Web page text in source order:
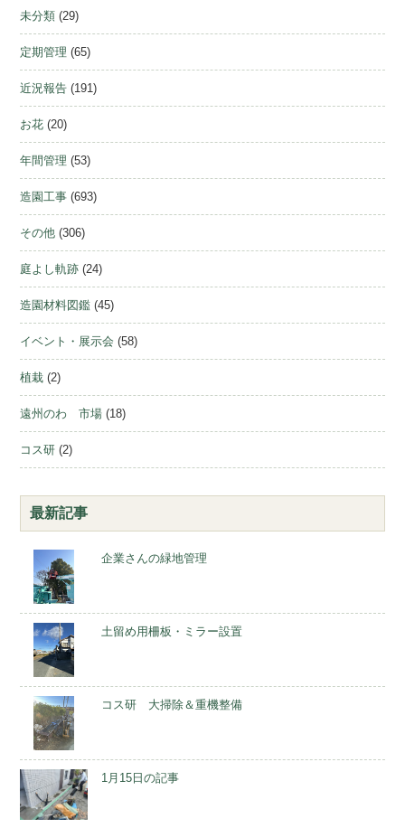
未分類 (29)
定期管理 (65)
近況報告 (191)
お花 (20)
年間管理 (53)
造園工事 (693)
その他 (306)
庭よし軌跡 (24)
造園材料図鑑 (45)
イベント・展示会 (58)
植栽 (2)
遠州のわ 市場 (18)
コス研 (2)
最新記事
企業さんの緑地管理
土留め用柵板・ミラー設置
コス研 大掃除＆重機整備
1月15日の記事